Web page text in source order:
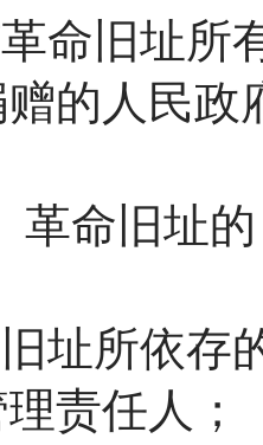
命旧址所
的人民政
革命旧址
旧址所依
责任人；